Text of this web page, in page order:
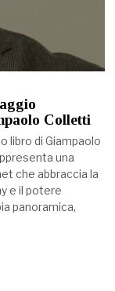
Colletti
libro di Giampaolo
una
che abbraccia la
e il potere
panoramica,